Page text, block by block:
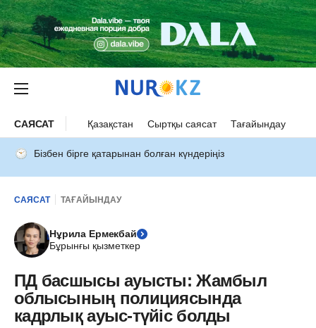
САЯСАТ Қазақстан Сыртқы саясат Тағайындау
Бізбен бірге қатарынан болған күндеріңіз
САЯСАТ ТАҒАЙЫНДАУ
Нұрила Ермекбай
Бұрынғы қызметкер
ПД басшысы ауысты: Жамбыл
облысының полициясында
кадрлық ауыс-түйіс болды